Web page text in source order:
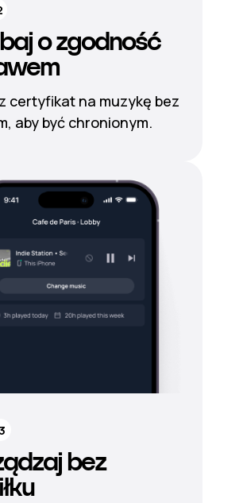
o zgodność
certyfikat na muzykę bez
aby być chronionym.
bez